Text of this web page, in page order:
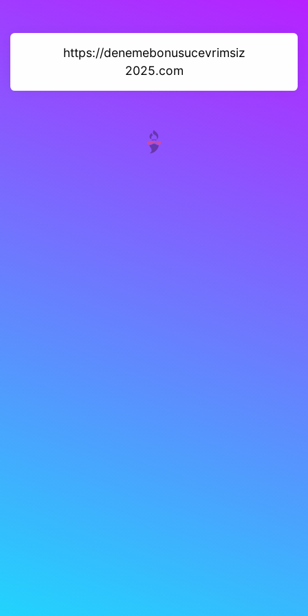
https://denemebonusucevrimsiz
2025.com